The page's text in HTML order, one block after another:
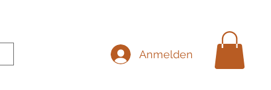
Anmelden